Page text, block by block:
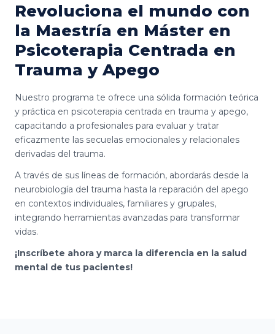
Revoluciona el mundo con
la Maestría en Máster en
Psicoterapia Centrada en
Trauma y Apego
Nuestro programa te ofrece una sólida formación teórica
y práctica en psicoterapia centrada en trauma y apego,
capacitando a profesionales para evaluar y tratar
eficazmente las secuelas emocionales y relacionales
derivadas del trauma.
A través de sus líneas de formación, abordarás desde la
neurobiología del trauma hasta la reparación del apego
en contextos individuales, familiares y grupales,
integrando herramientas avanzadas para transformar
vidas.
¡Inscríbete ahora y marca la diferencia en la salud
mental de tus pacientes!